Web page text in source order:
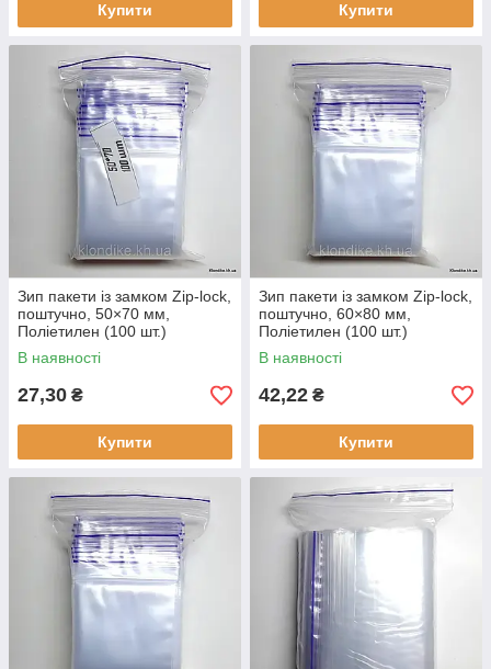
Купити Купити
Зип пакети із замком Zip-lock,
поштучно, 50×70 мм,
Поліетилен (100 шт.)
В наявності
27,30 ₴
Купити
Зип пакети із замком Zip-lock,
поштучно, 60×80 мм,
Поліетилен (100 шт.)
В наявності
42,22 ₴
Купити